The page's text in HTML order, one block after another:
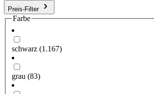
Preis-Filter
Farbe
schwarz (1.167)
grau (83)